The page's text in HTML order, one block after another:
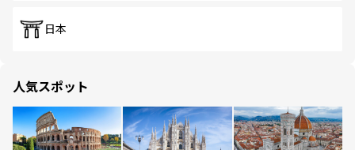
日本
人気スポット